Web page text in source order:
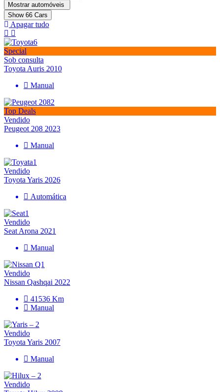
Show 66 Cars
Apagar tudo
Special
Sob consulta
Toyota Auris 2010
Manual
Top Deals
Vendido
Peugeot 208 2023
Manual
Vendido
Toyota Yaris 2026
Automática
Vendido
Seat Arona 2021
Manual
Vendido
Nissan Qashqai 2022
41536 Km
Manual
Vendido
Toyota Yaris 2007
Manual
Vendido